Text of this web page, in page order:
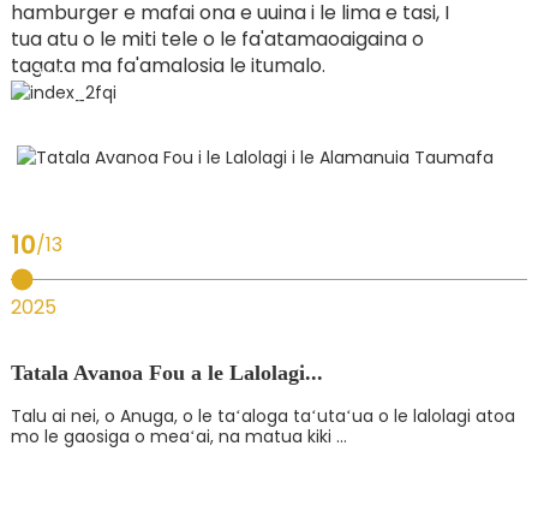
hamburger e mafai ona e uuina i le lima e tasi, I
tua atu o le miti tele o le fa'atamaoaigaina o
tagata ma fa'amalosia le itumalo.
Va'ai
atili
10 13
2025
Tatala Avanoa Fou a le Lalolagi...
Talu ai nei, o Anuga, o le taʻaloga taʻutaʻua o le lalolagi atoa
mo le gaosiga o meaʻai, na matua kiki ...